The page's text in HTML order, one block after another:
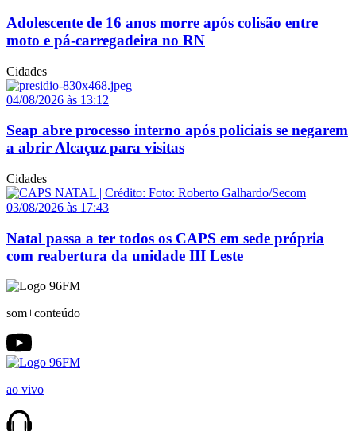
Adolescente de 16 anos morre após colisão entre
moto e pá-carregadeira no RN
Cidades
04/08/2026 às 13:12
Seap abre processo interno após policiais se negarem
a abrir Alcaçuz para visitas
Cidades
03/08/2026 às 17:43
Natal passa a ter todos os CAPS em sede própria
com reabertura da unidade III Leste
som+conteúdo
ao vivo